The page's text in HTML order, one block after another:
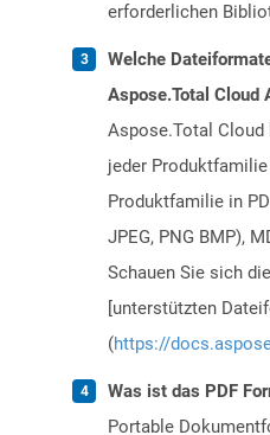
erforderlichen
Welche
Aspose.Total Cloud
Aspose.Total
jeder
Produktfamilie in
JPEG, PNG BMP),
Schauen Sie sich
[unterstützten
(https://
Was ist das PDF
Portable